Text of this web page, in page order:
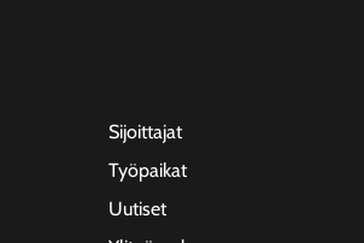
Sijoittajat
Työpaikat
Uutiset